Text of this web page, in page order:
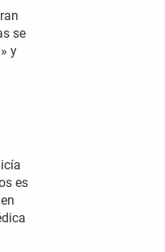
se
y
es